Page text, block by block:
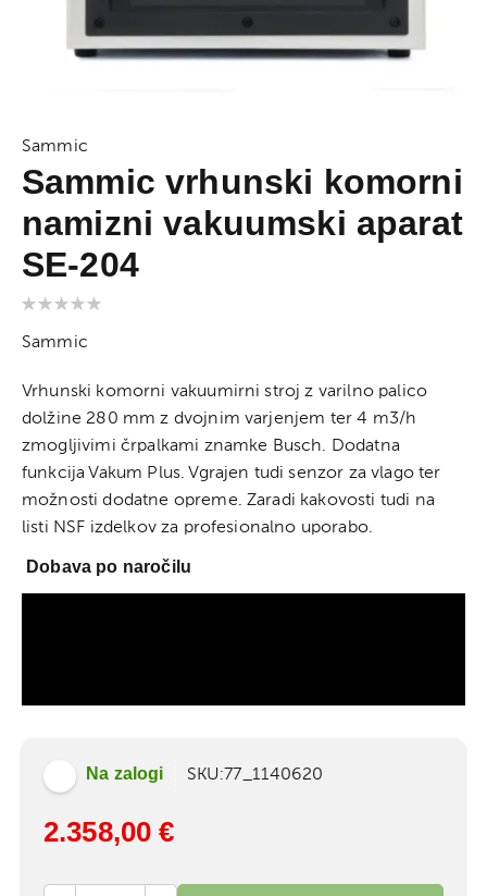
na
začetek
slik
Sammic
Sammic vrhunski komorni
namizni vakuumski aparat
SE-204
Ocena:
Sammic
Vrhunski komorni vakuumirni stroj z varilno palico
dolžine 280 mm z dvojnim varjenjem ter 4 m3/h
zmogljivimi črpalkami znamke Busch. Dodatna
funkcija Vakum Plus. Vgrajen tudi senzor za vlago ter
možnosti dodatne opreme. Zaradi kakovosti tudi na
listi NSF izdelkov za profesionalno uporabo.
Dobava po naročilu
Na zalogi SKU 77_1140620
2.358,00 €